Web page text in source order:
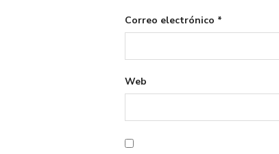
Correo electrónico *
Web